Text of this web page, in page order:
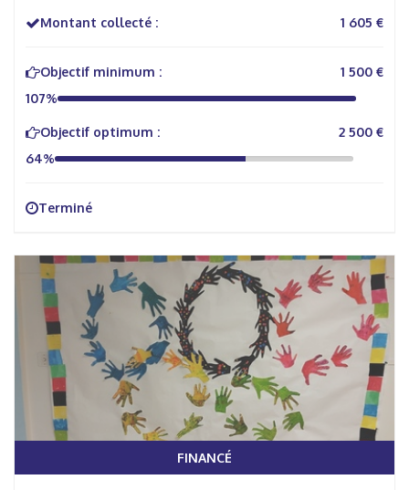
Montant collecté : 1 605 €
Objectif minimum :
1 500 €
107%
Objectif optimum :
2 500 €
64%
Terminé
FINANCÉ